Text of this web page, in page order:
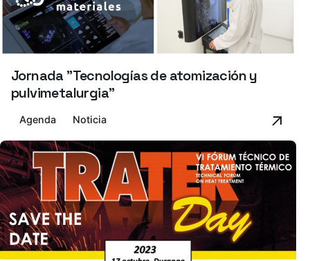
Jornada "Tecnologías de atomización y
pulvimetalurgia"
Agenda Noticia